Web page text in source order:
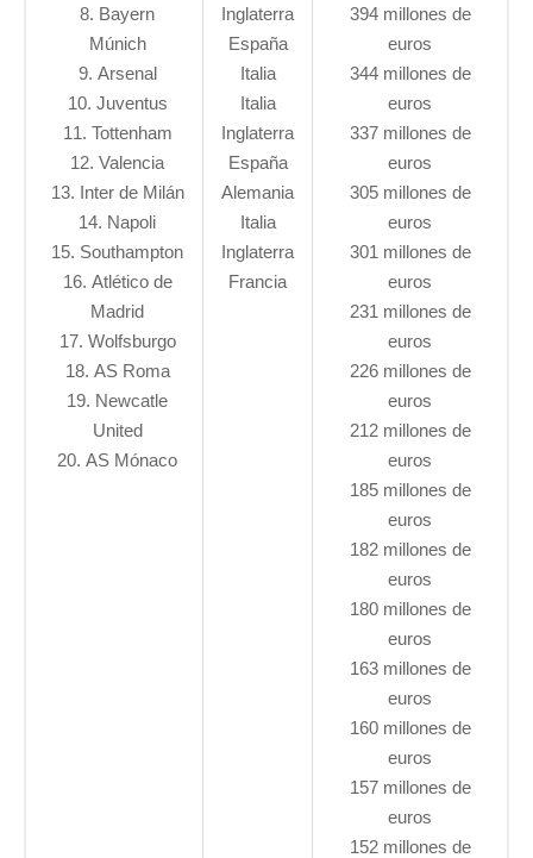
8. Bayern
Múnich
9. Arsenal
10. Juventus
11. Tottenham
12. Valencia
13. Inter de Milán
14. Napoli
15. Southampton
16. Atlético de
Madrid
17. Wolfsburgo
18. AS Roma
19. Newcatle
United
20. AS Mónaco
Inglaterra
España
Italia
Italia
Inglaterra
España
Alemania
Italia
Inglaterra
Francia
394 millones de
euros
344 millones de
euros
337 millones de
euros
305 millones de
euros
301 millones de
euros
231 millones de
euros
226 millones de
euros
212 millones de
euros
185 millones de
euros
182 millones de
euros
180 millones de
euros
163 millones de
euros
160 millones de
euros
157 millones de
euros
152 millones de